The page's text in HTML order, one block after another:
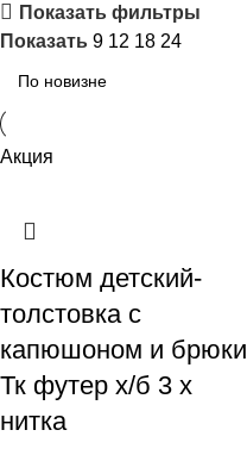
Показать фильтры
Показать 9 12 18 24
Акция
Костюм детский-
толстовка с
капюшоном и брюки
Тк футер х/б 3 х
нитка